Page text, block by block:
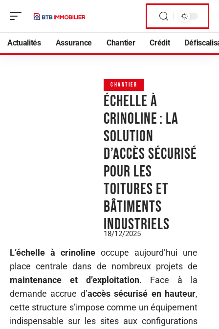
Actualités Assurance Chantier Crédit
CHANTIER
Échelle à
crinoline : la
solution
d’accès sécurisé
pour les
toitures et
bâtiments
industriels
18/12/2025
L’échelle à crinoline occupe aujourd’hui une
place centrale dans de nombreux projets de
maintenance et d’exploitation. Face à la
demande accrue d’accès sécurisé en hauteur,
cette structure s’impose comme un équipement
indispensable sur les sites aux configurations